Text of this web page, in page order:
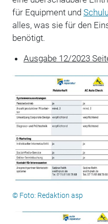
für Equipment und
alles, was sie für den
benötigt.
Ausgabe 12/2023
© Foto: Redaktion asp